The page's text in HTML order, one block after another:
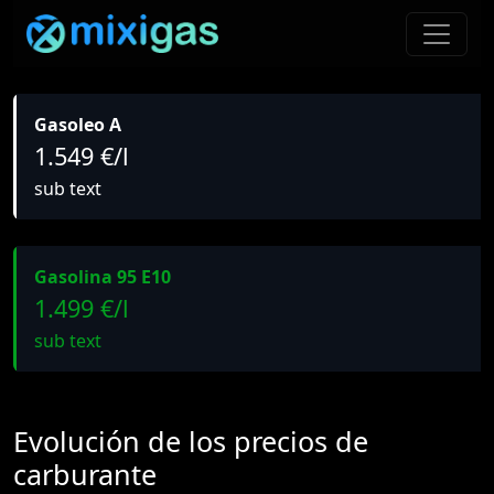
Gasoleo A
1.549 €/l
sub text
Gasolina 95 E10
1.499 €/l
sub text
Evolución de los precios de
carburante